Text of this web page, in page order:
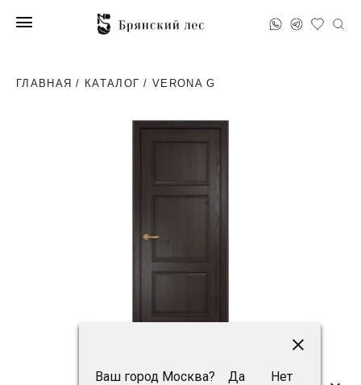
Ваш город Москва? Да Нет
ГЛАВНАЯ / КАТАЛОГ / VERONA G